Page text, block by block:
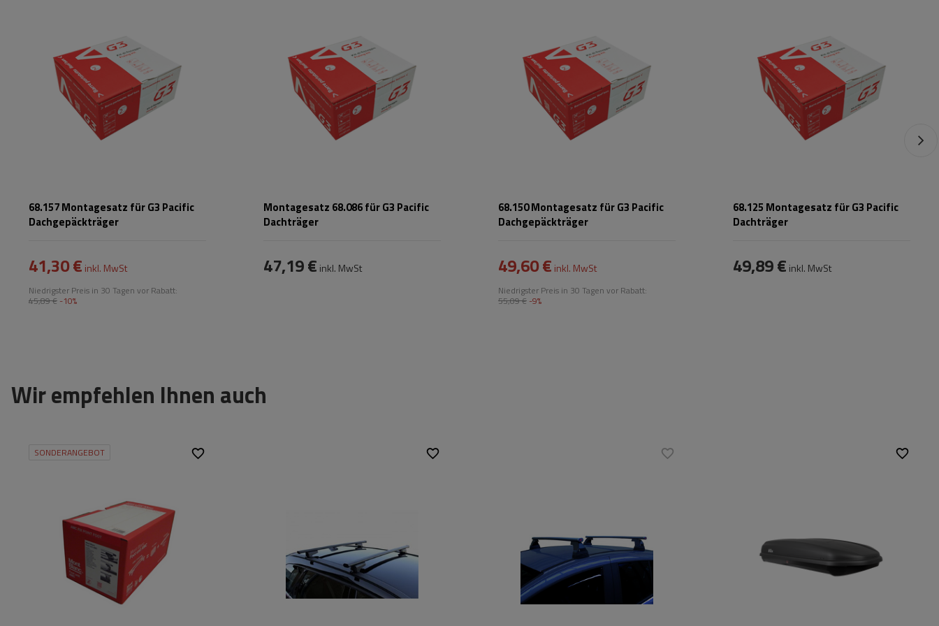
68.157 Montagesatz für G3 Pacific
Dachgepäckträger
41,30 € inkl. MwSt
Niedrigster Preis in 30 Tagen vor Rabatt:
45,89 € -10%
Montagesatz 68.086 für G3 Pacific
Dachträger
47,19 € inkl. MwSt
68.150 Montagesatz für G3 Pacific
Dachgepäckträger
49,60 € inkl. MwSt
Niedrigster Preis in 30 Tagen vor Rabatt:
55,09 € -9%
68.125 Montagesatz für G3 Pacific
Dachträger
49,89 € inkl. MwSt
Wir empfehlen Ihnen auch
SONDERANGEBOT